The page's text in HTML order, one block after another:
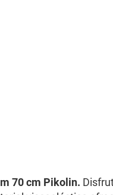
70 cm Pikolin.